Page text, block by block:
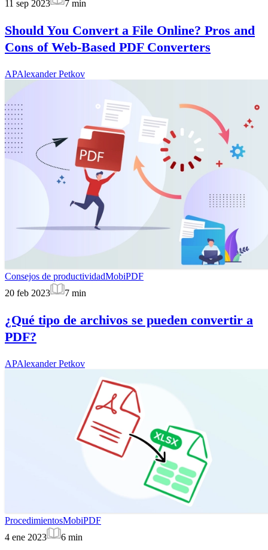
11 sep 2023 7 min
Should You Convert a File Online? Pros and
Cons of Web-Based PDF Converters
APAlexander Petkov
Consejos de productividadMobiPDF
20 feb 2023
7 min
¿Qué tipo de archivos se pueden convertir a
PDF?
APAlexander Petkov
ProcedimientosMobiPDF
4 ene 2023
6 min